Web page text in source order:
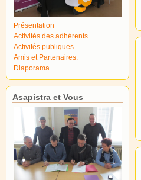
Présentation
Activités des adhérents
Activités publiques
Amis et Partenaires.
Diaporama
Asapistra et Vous